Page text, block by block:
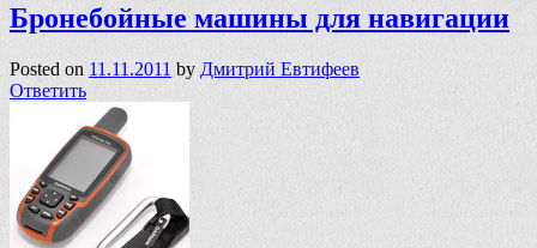
Бронебойные машины для навигации
Posted on 11.11.2011 by Дмитрий Евтифеев
Ответить